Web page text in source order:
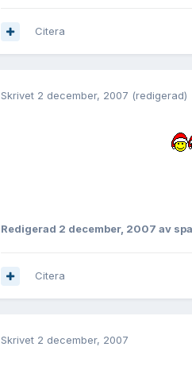
Citera
Skrivet 2 december, 2007 (redigerad)
Redigerad 2 december, 2007 av
Citera
Skrivet 2 december, 2007